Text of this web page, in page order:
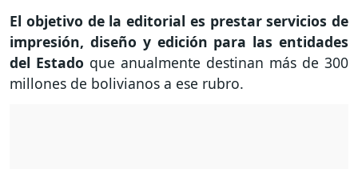
El objetivo de la editorial es prestar servicios de
impresión, diseño y edición para las entidades
del Estado que anualmente destinan más de 300
millones de bolivianos a ese rubro.